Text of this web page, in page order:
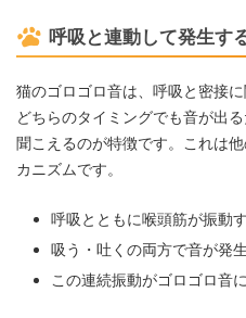
呼吸と連動して発生す
猫のゴロゴロ音は、呼吸と密接
どちらのタイミングでも音が出
聞こえるのが特徴です。これは
カニズムです。
呼吸とともに喉頭筋が振動
吸う・吐くの両方で音が発
この連続振動がゴロゴロ音に